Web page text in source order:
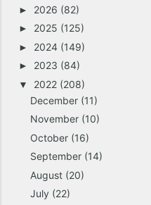
► 2026 (82)
► 2025 (125)
► 2024 (149)
► 2023 (84)
▼ 2022 (208)
December (11)
November (10)
October (16)
September (14)
August (20)
July (22)